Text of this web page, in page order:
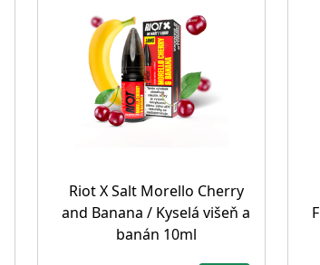
Riot X Salt Morello Cherry
and Banana / Kyselá višeň a
banán 10ml